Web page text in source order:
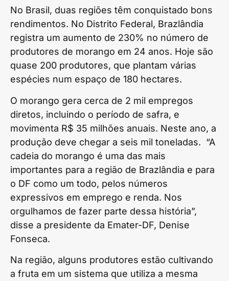
No Brasil, duas regiões têm conquistado bons
rendimentos. No Distrito Federal, Brazlândia
registra um aumento de 230% no número de
produtores de morango em 24 anos. Hoje são
quase 200 produtores, que plantam várias
espécies num espaço de 180 hectares.
O morango gera cerca de 2 mil empregos
diretos, incluindo o período de safra, e
movimenta R$ 35 milhões anuais. Neste ano, a
produção deve chegar a seis mil toneladas. “A
cadeia do morango é uma das mais
importantes para a região de Brazlândia e para
o DF como um todo, pelos números
expressivos em emprego e renda. Nos
orgulhamos de fazer parte dessa história”,
disse a presidente da Emater-DF, Denise
Fonseca.
Na região, alguns produtores estão cultivando
a fruta em um sistema que utiliza a mesma